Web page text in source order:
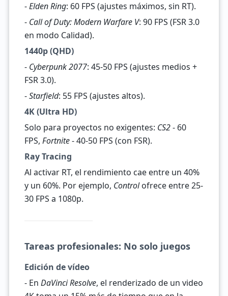
-Elden Ring: 60 FPS (ajustes máximos, sin RT).
- Call of Duty: Modern Warfare V: 90 FPS (FSR 3.0
en modo Calidad).
1440p (QHD)
- Cyberpunk 2077: 45-50 FPS (ajustes medios +
FSR 3.0).
-Starfield: 55 FPS (ajustes altos).
4K (Ultra HD)
Solo para proyectos no exigentes: CS2- 60
FPS, Fortnite- 40-50 FPS (con FSR).
Ray Tracing
Al activar RT, el rendimiento cae entre un 40%
y un 60%. Por ejemplo, Controlofrece entre 25-
30 FPS a 1080p.
Tareas profesionales: No solo juegos
Edición de vídeo
- En DaVinci Resolve, el renderizado de un video